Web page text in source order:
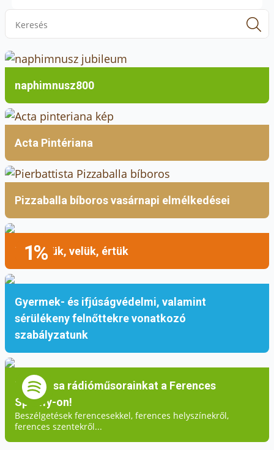
naphimnusz800
Acta Pintériana
Pizzaballa bíboros vasárnapi elmélkedései
1%
Mellettük, velük, értük
Gyermek- és ifjúságvédelmi, valamint
sérülékeny felnőttekre vonatkozó
szabályzatunk
Hallgassa rádióműsorainkat a Ferences
Spotify-on!
Beszélgetések ferencesekkel, ferences helyszínekről,
ferences szentekről...